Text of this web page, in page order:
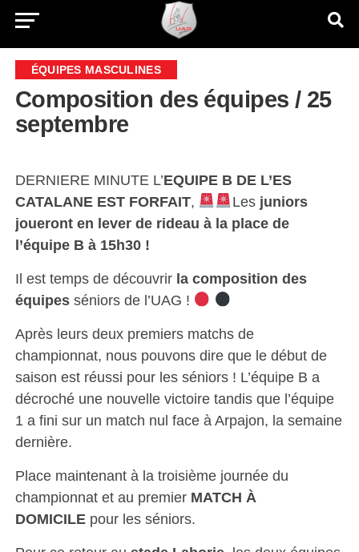
ÉQUIPES MASCULINES
Composition des équipes / 25
septembre
DERNIERE MINUTE L’EQUIPE B DE L’ES
CATALANE EST FORFAIT, Les juniors
joueront en lever de rideau à la place de
l’équipe B à 15h30 !
Il est temps de découvrir la composition des
équipesséniors de l’UAG !
Après leurs deux premiers matchs de
championnat, nous pouvons dire que le début de
saison est réussi pour les séniors ! L’équipe B a
décroché une nouvelle victoire tandis que l’équipe
1 a fini sur un match nul face à Arpajon, la semaine
dernière.
Place maintenant à la troisième journée du
championnat et au premierMATCH À
DOMICILE pour les séniors.